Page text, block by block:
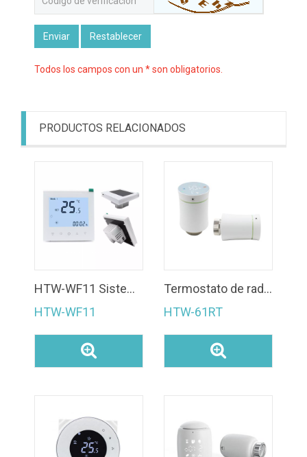
Enviar Restablecer
Todos los campos con un * son obligatorios.
PRODUCTOS RELACIONADOS
HTW-WF11 Sistema de calefacción Modbus o Wifi Termostato Controlador de calentador de caldera eléctrica de agua digital
HTW-WF11
Termostato de radiador Color negro/blanco TRV Zigbee Interior Control digital Calefacción Válvulas termostáticas HTW-61RT
HTW-61RT